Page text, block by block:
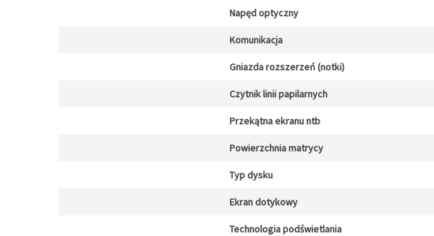
Napęd optyczny
Komunikacja
Gniazda rozszerzeń (notki)
Czytnik linii papilarnych
Przekątna ekranu ntb
Powierzchnia matrycy
Typ dysku
Ekran dotykowy
Technologia podświetlania